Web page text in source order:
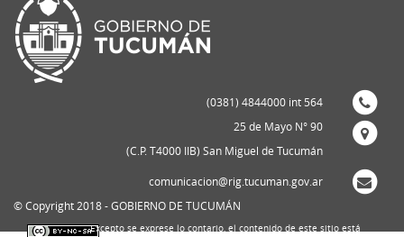
(0381) 4844000 int 564
25 de Mayo N° 90
(C.P. T4000 IIB) San Miguel de Tucumán
comunicacion@rig.tucuman.gov.ar
© Copyright 2018 - GOBIERNO DE TUCUMÁN
Excepto se exprese lo contario, el contenido de este sitio está